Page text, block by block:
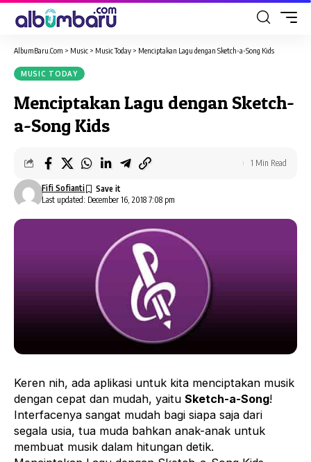
AlbumBaru.Com > Music > Music Today > Menciptakan Lagu dengan Sketch-a-Song Kids
MUSIC TODAY
Menciptakan Lagu dengan Sketch-
a-Song Kids
Last updated: December 16, 2018 7:08 pm
Fifi Sofianti
1 Min Read
Keren nih, ada aplikasi untuk kita menciptakan musik
dengan cepat dan mudah, yaitu Sketch-a-Song!
Interfacenya sangat mudah bagi siapa saja dari
segala usia, tua muda bahkan anak-anak untuk
membuat musik dalam hitungan detik.